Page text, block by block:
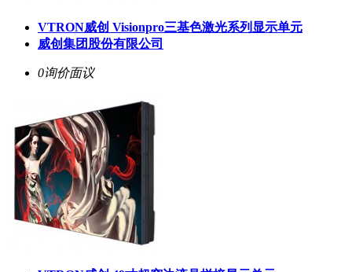
VTRON威创 Visionpro三基色激光系列显示单元
威创集团股份有限公司
0询价面议